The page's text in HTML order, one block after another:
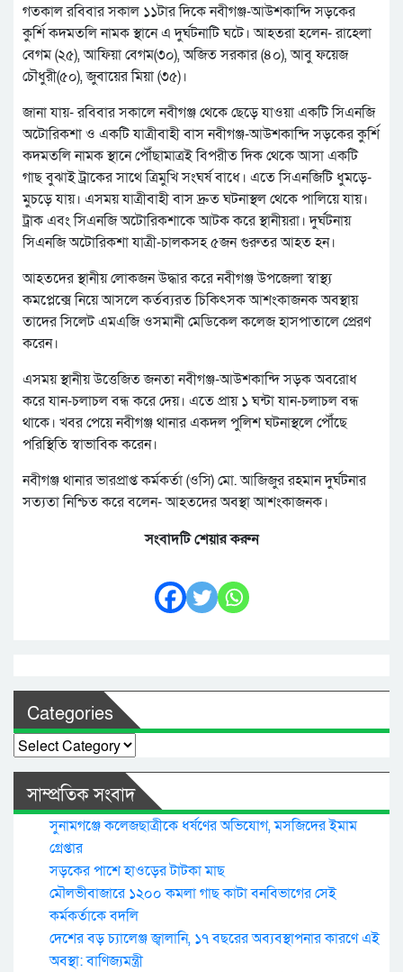
গতকাল রবিবার সকাল ১১টার দিকে নবীগঞ্জ-আউশকান্দি সড়কের
কুর্শি কদমতলি নামক স্থানে এ দুর্ঘটনাটি ঘটে। আহতরা হলেন- রাহেলা
বেগম (২৫), আফিয়া বেগম(৩০), অজিত সরকার (৪০), আবু ফয়েজ
চৌধুরী(৫০), জুবায়ের মিয়া (৩৫)।
জানা যায়- রবিবার সকালে নবীগঞ্জ থেকে ছেড়ে যাওয়া একটি সিএনজি
অটোরিকশা ও একটি যাত্রীবাহী বাস নবীগঞ্জ-আউশকান্দি সড়কের কুর্শি
কদমতলি নামক স্থানে পৌঁছামাত্রই বিপরীত দিক থেকে আসা একটি
গাছ বুঝাই ট্রাকের সাথে ত্রিমুখি সংঘর্ষ বাধে। এতে সিএনজিটি ধুমড়ে-
মুচড়ে যায়। এসময় যাত্রীবাহী বাস দ্রুত ঘটনাস্থল থেকে পালিয়ে যায়।
ট্রাক এবং সিএনজি অটোরিকশাকে আটক করে স্থানীয়রা। দুর্ঘটনায়
সিএনজি অটোরিকশা যাত্রী-চালকসহ ৫জন গুরুতর আহত হন।
আহতদের স্থানীয় লোকজন উদ্ধার করে নবীগঞ্জ উপজেলা স্বাস্থ্য
কমপ্লেক্সে নিয়ে আসলে কর্তব্যরত চিকিৎসক আশংকাজনক অবস্থায়
তাদের সিলেট এমএজি ওসমানী মেডিকেল কলেজ হাসপাতালে প্রেরণ
করেন।
এসময় স্থানীয় উত্তেজিত জনতা নবীগঞ্জ-আউশকান্দি সড়ক অবরোধ
করে যান-চলাচল বন্ধ করে দেয়। এতে প্রায় ১ ঘন্টা যান-চলাচল বন্ধ
থাকে। খবর পেয়ে নবীগঞ্জ থানার একদল পুলিশ ঘটনাস্থলে পৌঁছে
পরিস্থিতি স্বাভাবিক করেন।
নবীগঞ্জ থানার ভারপ্রাপ্ত কর্মকর্তা (ওসি) মো. আজিজুর রহমান দুর্ঘটনার
সত্যতা নিশ্চিত করে বলেন- আহতদের অবস্থা আশংকাজনক।
সংবাদটি শেয়ার করুন
Categories
Categories
সাম্প্রতিক সংবাদ
সুনামগঞ্জে কলেজছাত্রীকে ধর্ষণের অভিযোগ, মসজিদের ইমাম
গ্রেপ্তার
সড়কের পাশে হাওড়ের টাটকা মাছ
মৌলভীবাজারে ১২০০ কমলা গাছ কাটা বনবিভাগের সেই
কর্মকর্তাকে বদলি
দেশের বড় চ্যালেঞ্জ জ্বালানি, ১৭ বছরের অব্যবস্থাপনার কারণে এই
অবস্থা: বাণিজ্যমন্ত্রী